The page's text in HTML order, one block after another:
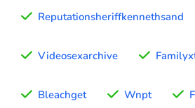
Reputationsheriffkennethsand
Videosexarchive
Bleachget Wnpt